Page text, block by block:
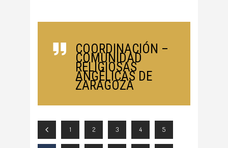
COORDINACIÓN –
COMUNIDAD
RELIGIOSAS
ANGÉLICAS DE
ZARAGOZA
1 2 3 4 5